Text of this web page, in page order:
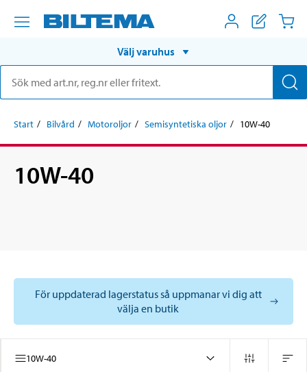
Välj varuhus
Start Bilvård Motoroljor Semisyntetiska oljor 10W-40
10W-40
För uppdaterad lagerstatus så uppmanar vi dig att
välja en butik
10W-40